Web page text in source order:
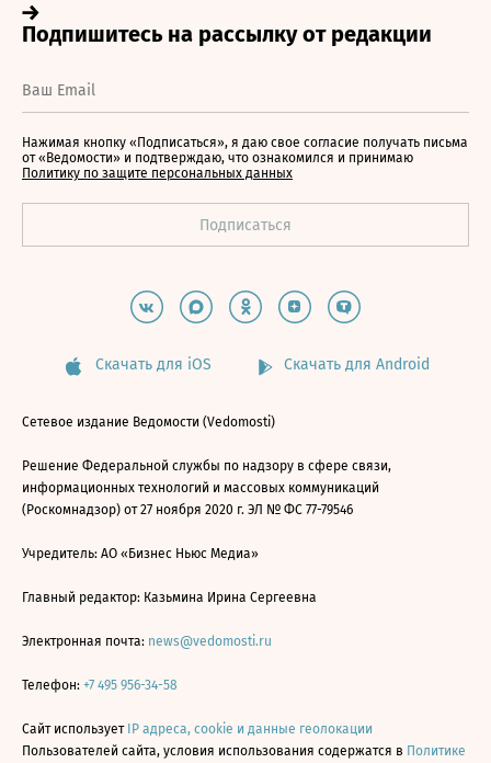
Нажимая кнопку «Подписаться», я даю свое согласие получать письма
от «Ведомости» и подтверждаю, что ознакомился и принимаю
Политику по защите персональных данных
Скачать для iOS Скачать для Android
Сетевое издание Ведомости (Vedomosti)
Решение Федеральной службы по надзору в сфере связи,
информационных технологий и массовых коммуникаций
(Роскомнадзор) от 27 ноября 2020 г. ЭЛ № ФС 77-79546
Учредитель: АО «Бизнес Ньюс Медиа»
Главный редактор: Казьмина Ирина Сергеевна
Электронная почта: news@vedomosti.ru
Телефон: +7 495 956-34-58
Сайт использует IP адреса, cookie и данные геолокации
Пользователей сайта, условия использования содержатся в Политике